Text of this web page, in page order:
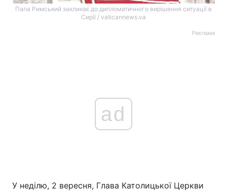
Папа Римський закликає до дипломатичного вирішення ситуації в
Сирії / vaticannews.va
Реклама
ad
У неділю, 2 вересня, Глава Католицької Церкви